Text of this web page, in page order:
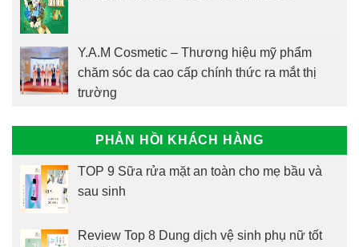
Y.A.M Cosmetic – Thương hiệu mỹ phẩm
chăm sóc da cao cấp chính thức ra mắt thị
trường
PHẢN HỒI KHÁCH HÀNG
TOP 9 Sữa rửa mặt an toàn cho mẹ bầu và
sau sinh
Review Top 8 Dung dịch vệ sinh phụ nữ tốt